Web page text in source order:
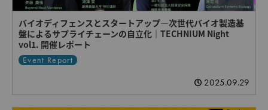
バイオディフェンスとスタートアップ―次世代バイオ製造基
盤によるサプライチェーンの自立化｜TECHNIUM Night
vol1. 開催レポート
Event Report
2025.09.29